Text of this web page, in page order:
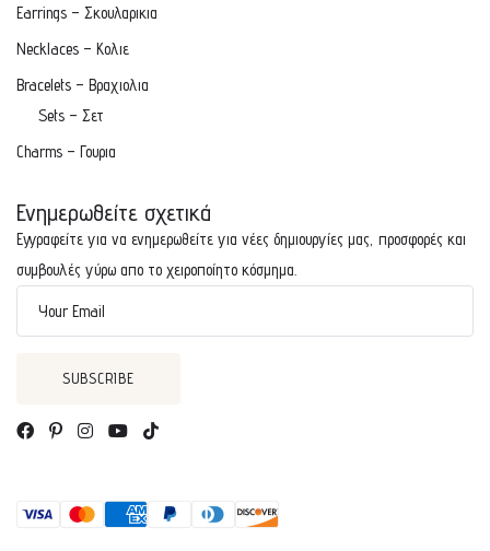
Earrings – Σκουλαρικια
Necklaces – Κολιε
Bracelets – Βραχιολια
Sets – Σετ
Charms – Γουρια
Ενημερωθείτε σχετικά
Εγγραφείτε για να ενημερωθείτε για νέες δημιουργίες μας, προσφορές και
συμβουλές γύρω απο το χειροποίητο κόσμημα.
Your Email